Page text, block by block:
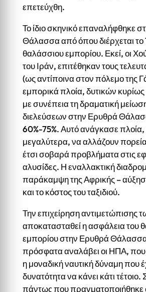
επετεύχθη.
Το ίδιο σκηνικό επαναλήφθηκε
Θάλασσα από όπου διέρχεται το
θαλάσσιου εμπορίου. Εκεί, οι
του Ιράν, επιτέθηκαν τους
(ως αντίποινα στον πόλεμο της
εμπορικά πλοία, δυτικών
με συνέπεια τη δραματική
διελεύσεων στην Ερυθρά
60%-75%. Αυτό ανάγκασε πλοία,
μεγαλύτερα, να αλλάζουν
έτσι σοβαρά προβλήματα στις
αλυσίδες. Η εναλλακτική
παράκαμψη της Αφρικής –
και το κόστος του ταξιδιού.
Την επιχείρηση αντιμετώπισης
αποκατασταθεί η ασφάλεια του
εμπορίου στην Ερυθρά
πρόσφατα αναλάβει οι ΗΠΑ, που
η μοναδική ναυτική δύναμη που
δυνατότητα να κάνει κάτι
πάντως που πραγματοποιήθηκε